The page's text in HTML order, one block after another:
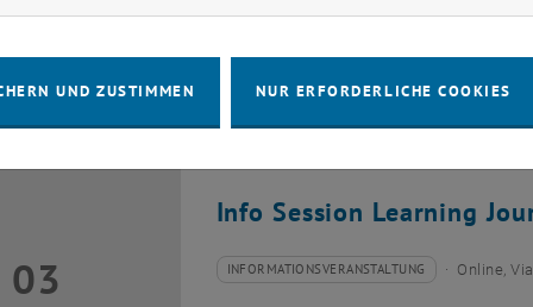
-bis
17:00
Info Session Learning
August 2026
03 Veranstaltungstyp:
INFORMATIONSVERANSTALTUNG
Veranstaltungsort: Online,
UND ZUSTIMMEN NUR ERFORDERLICHE COOKIES